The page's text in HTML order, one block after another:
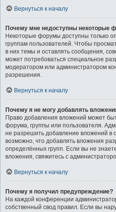
Вернуться к началу
Почему мне недоступны некоторые
Некоторые форумы доступны только
группам пользователей. Чтобы
в них темы и оставлять сообщения,
может потребоваться специальное
модератором или администратором
разрешения.
Вернуться к началу
Почему я не могу добавлять
Право добавления вложений может
форума, группы или пользователя.
не разрешить добавление вложений в
возможно, что добавлять вложения
определённых групп. Если вы не
вложения, свяжитесь с
Вернуться к началу
Почему я получил предупреждение?
На каждой конференции
собственный свод правил. Если вы